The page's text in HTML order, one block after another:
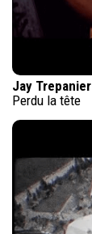
Jay Trepanier
Perdu la tête